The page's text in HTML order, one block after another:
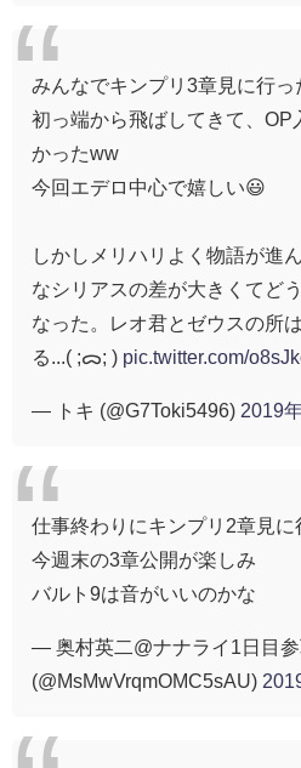
みんなでキンプリ3章見に行っ
初っ端から飛ばしてきて、OP
かったww
今回エデロ中心で嬉しい😃
しかしメリハリよく物語が進
なシリアスの差が大きくてど
なった。レオ君とゼウスの所
る...( ;ᯅ; ) pic.twitter.com/
— トキ (@G7Toki5496) 2019
仕事終わりにキンプリ2章見
今週末の3章公開が楽しみ
バルト9は音がいいのかな
— 奥村英二@ナナライ1日目
(@MsMwVrqmOMC5sAU)